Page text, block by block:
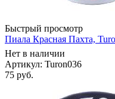
Быстрый просмотр
Пиала Красная Пахта,
Нет в наличии
Артикул: Turon036
75 руб.